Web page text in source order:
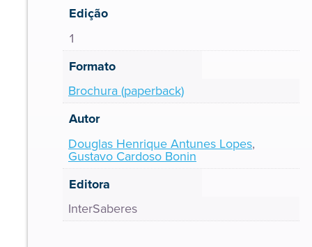
Edição
1
Formato
Brochura (paperback)
Autor
Douglas Henrique Antunes Lopes,
Gustavo Cardoso Bonin
Editora
InterSaberes